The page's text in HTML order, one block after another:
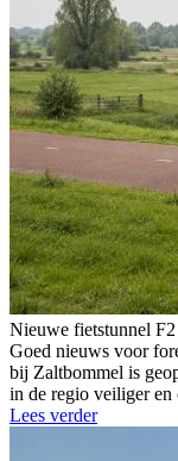
Nieuwe fietstunnel
Goed nieuws voor
bij Zaltbommel is
in de regio veiliger en
Lees verder